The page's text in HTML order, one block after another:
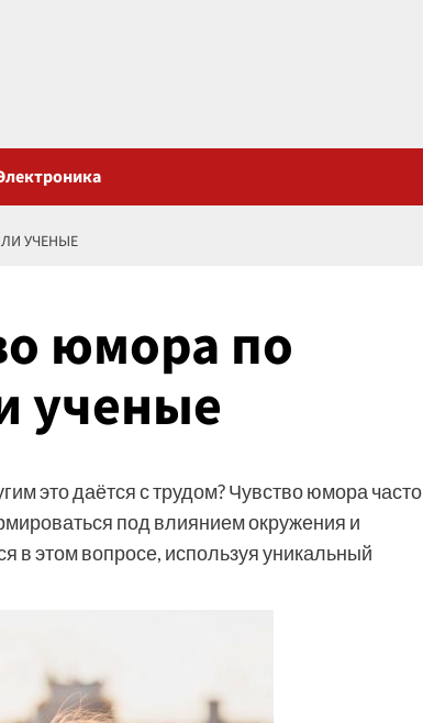
УЧЕНЫЕ
юмора по
ученые
это даётся с трудом? Чувство юмора часто
под влиянием окружения и
в этом вопросе, используя уникальный